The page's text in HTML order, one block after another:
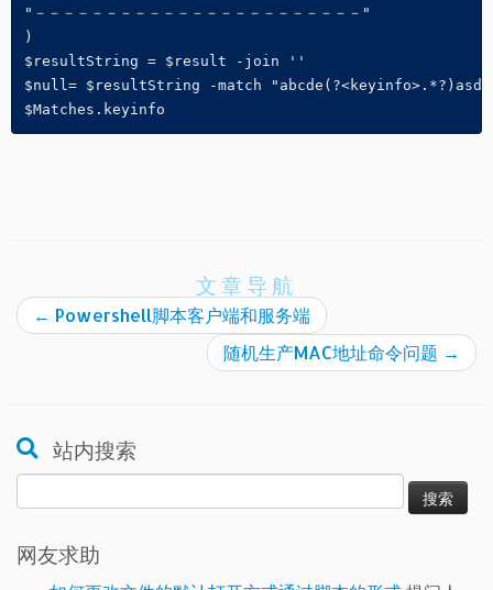
"－－－－－－－－－－－－－－－－－－－－－－－"
)
$resultString = $result -join ''
$null= $resultString -match
$Matches.keyinfo
文章导航
← Powershell脚本客户端和服务端
随机生产MAC地址命令问题 →
站内搜索
索：
网友求助